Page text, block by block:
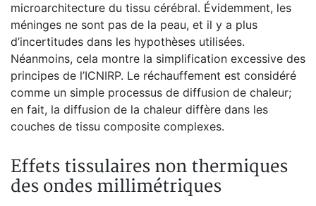
microarchitecture du tissu cérébral. Évidemment, les
méninges ne sont pas de la peau, et il y a plus
d’incertitudes dans les hypothèses utilisées.
Néanmoins, cela montre la simplification excessive des
principes de l’ICNIRP. Le réchauffement est considéré
comme un simple processus de diffusion de chaleur;
en fait, la diffusion de la chaleur diffère dans les
couches de tissu composite complexes.
Effets tissulaires non thermiques
des ondes millimétriques